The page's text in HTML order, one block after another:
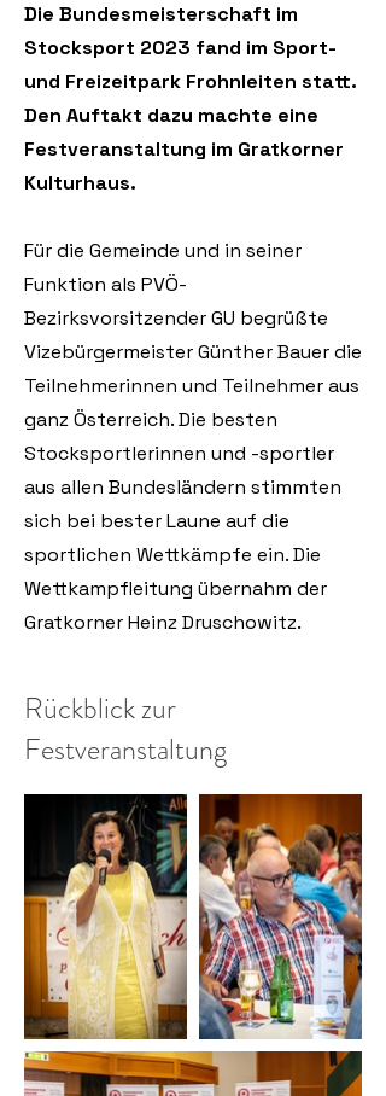
Die Bundesmeisterschaft im
Stocksport 2023 fand im Sport-
und Freizeitpark Frohnleiten statt.
Den Auftakt dazu machte eine
Festveranstaltung im Gratkorner
Kulturhaus.
Für die Gemeinde und in seiner
Funktion als PVÖ-
Bezirksvorsitzender GU begrüßte
Vizebürgermeister Günther Bauer die
Teilnehmerinnen und Teilnehmer aus
ganz Österreich. Die besten
Stocksportlerinnen und -sportler
aus allen Bundesländern stimmten
sich bei bester Laune auf die
sportlichen Wettkämpfe ein. Die
Wettkampfleitung übernahm der
Gratkorner Heinz Druschowitz.
Rückblick zur
Festveranstaltung